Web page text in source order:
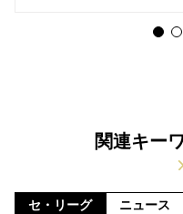
関連キー
セ・リーグ ニュース